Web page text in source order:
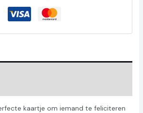
kaartje om iemand te feliciteren